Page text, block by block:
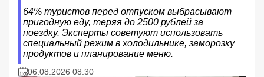
64% туристов перед отпуском выбрасывают
пригодную еду, теряя до 2500 рублей за
поездку. Эксперты советуют использовать
специальный режим в холодильнике, заморозку
продуктов и планирование меню.
06.08.2026 08:30